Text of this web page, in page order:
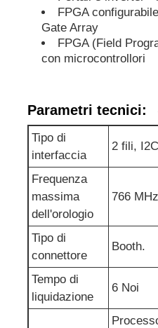
Chip di memoria di
Chip PSRAM
Chip SRAM
Non Flash
IC EPROM
CI UART
FPGA
Gate Array
FPGA (Field
con microcontrollori
Parametri tecnici:
Tipo di
interfaccia
2 fili, I2C
Frequenza
massima
dell'orologio
766 MHz
Tipo di
connettore
Booth.
Tempo di
liquidazione
6 Noi